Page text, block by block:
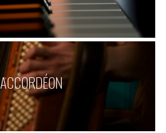
ACCORDÉON